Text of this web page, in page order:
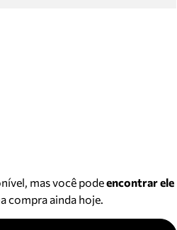
mas você podeencontrar ele
compra ainda hoje.